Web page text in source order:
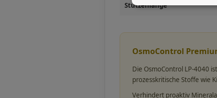
Stutzenlänge
OsmoControl
Die OsmoControl LP-4040
prozesskritische Stoffe wie
Verhindert proaktiv